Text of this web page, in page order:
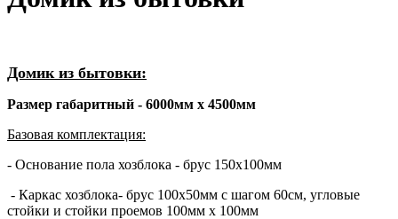
Домик из бытовки:
Размер габаритный - 6000мм х 4500мм
Базовая комплектация:
- Основание пола хозблока - брус 150х100мм
- Каркас хозблока- брус 100х50мм с шагом 60см, угловые
стойки и стойки проемов 100мм х 100мм